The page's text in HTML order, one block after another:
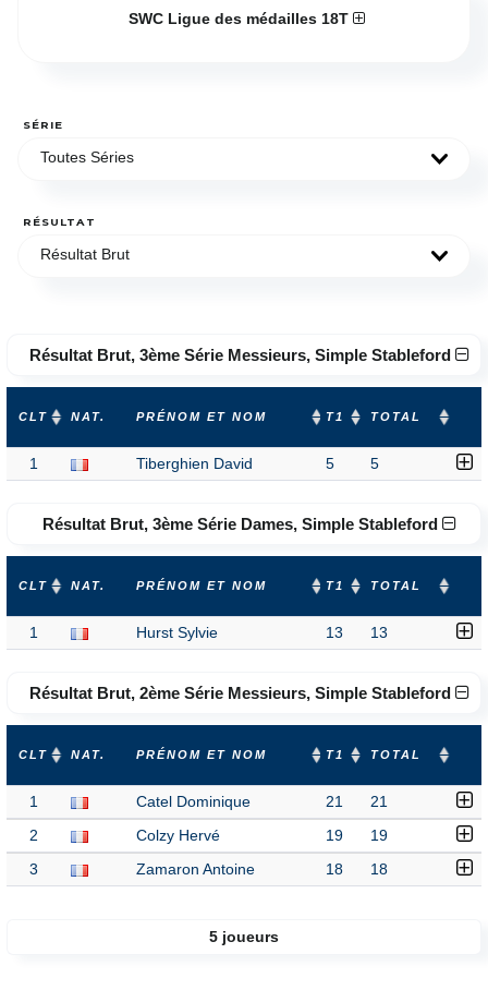
SWC Ligue des médailles 18T
SÉRIE
Toutes Séries
RÉSULTAT
Résultat Brut
Résultat Brut, 3ème Série Messieurs, Simple Stableford
CLT NAT. PRÉNOM ET NOM T1 TOTAL
1 Tiberghien David 5 5
Résultat Brut, 3ème Série Dames, Simple Stableford
CLT NAT. PRÉNOM ET NOM T1 TOTAL
1 Hurst Sylvie 13 13
Résultat Brut, 2ème Série Messieurs, Simple Stableford
CLT NAT. PRÉNOM ET NOM T1 TOTAL
1 Catel Dominique 21 21
2 Colzy Hervé 19 19
3 Zamaron Antoine 18 18
5 joueurs